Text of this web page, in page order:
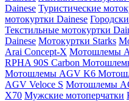
Dainese Туристические
мотокуртки Dainese
Текстильные мотокуртки
Dainese Мотокуртки Starks
Arai Concept-X Мотошлемы
RPHA 90S Carbon
Мотошлемы AGV K6
AGV Veloce S Мотошлемы
X70 Мужские мотоперчатки